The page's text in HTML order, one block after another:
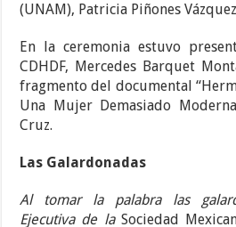
(UNAM), Patricia Piñones
En la ceremonia estuvo
CDHDF, Mercedes Barquet
fragmento del documental
Una Mujer Demasiado
Cruz.
Las Galardonadas
Al tomar la palabra las
Ejecutiva de la Sociedad